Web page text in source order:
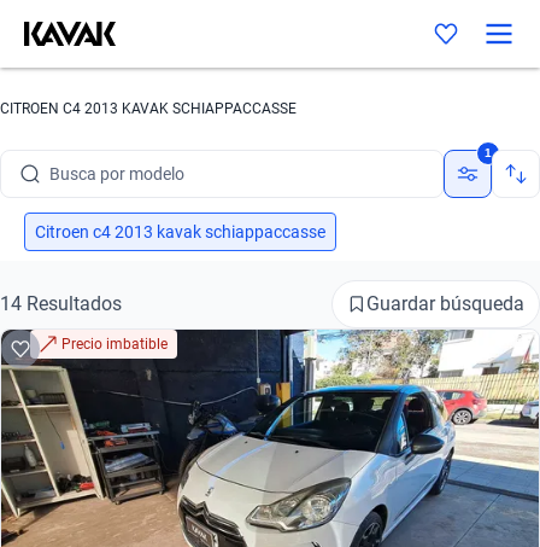
CITROEN C4 2013 KAVAK SCHIAPPACCASSE
Busca por versión
Busca por año
Busca por marca
Busca por modelo
Busca por versión
Busca por año
1
Citroen c4 2013 kavak schiappaccasse
14 Resultados Guardar búsqueda
Precio imbatible